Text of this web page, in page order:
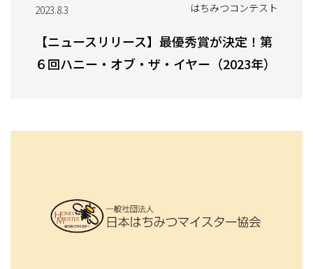
2023.8.3 はちみつコンテスト
【ニュースリリース】最優秀賞が決定！第
６回ハニー・オブ・ザ・イヤー（2023年）